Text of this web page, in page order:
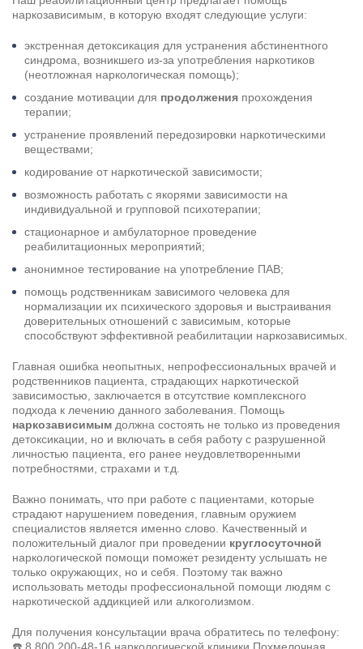
наркозависимым, в которую входят следующие услуги:
экстренная детоксикация для устранения абстинентного
синдрома, возникшего из-за употребления наркотиков
(неотложная наркологическая помощь);
создание мотивации для продолжения прохождения
терапии;
устранение проявлений передозировки наркотическими
веществами;
кодирование от наркотической зависимости;
возможность работать с якорями зависимости на
индивидуальной и групповой психотерапии;
стационарное и амбулаторное проведение
реабилитационных мероприятий;
анонимное тестирование на употребление ПАВ;
помощь родственникам зависимого человека для
нормализации их психического здоровья и выстраивания
доверительных отношений с зависимым, которые
способствуют эффективной реабилитации наркозависимых
Главная ошибка неопытных, непрофессиональных врачей и
родственников пациента, страдающих наркотической
зависимостью, заключается в отсутствие комплексного
подхода к лечению данного заболевания. Помощь
наркозависимым должна состоять не только из проведения
детоксикации, но и включать в себя работу с разрушенной
личностью пациента, его ранее неудовлетворенными
потребностями, страхами и т.д.
Важно понимать, что при работе с пациентами, которые
страдают нарушением поведения, главным оружием
специалистов является именно слово. Качественный и
положительный диалог при проведении круглосуточной
наркологической помощи поможет резиденту услышать не
только окружающих, но и себя. Поэтому так важно
использовать методы профессиональной помощи людям с
наркотической аддикцией или алкоголизмом.
Для получения консультации врача обратитесь по телефону: